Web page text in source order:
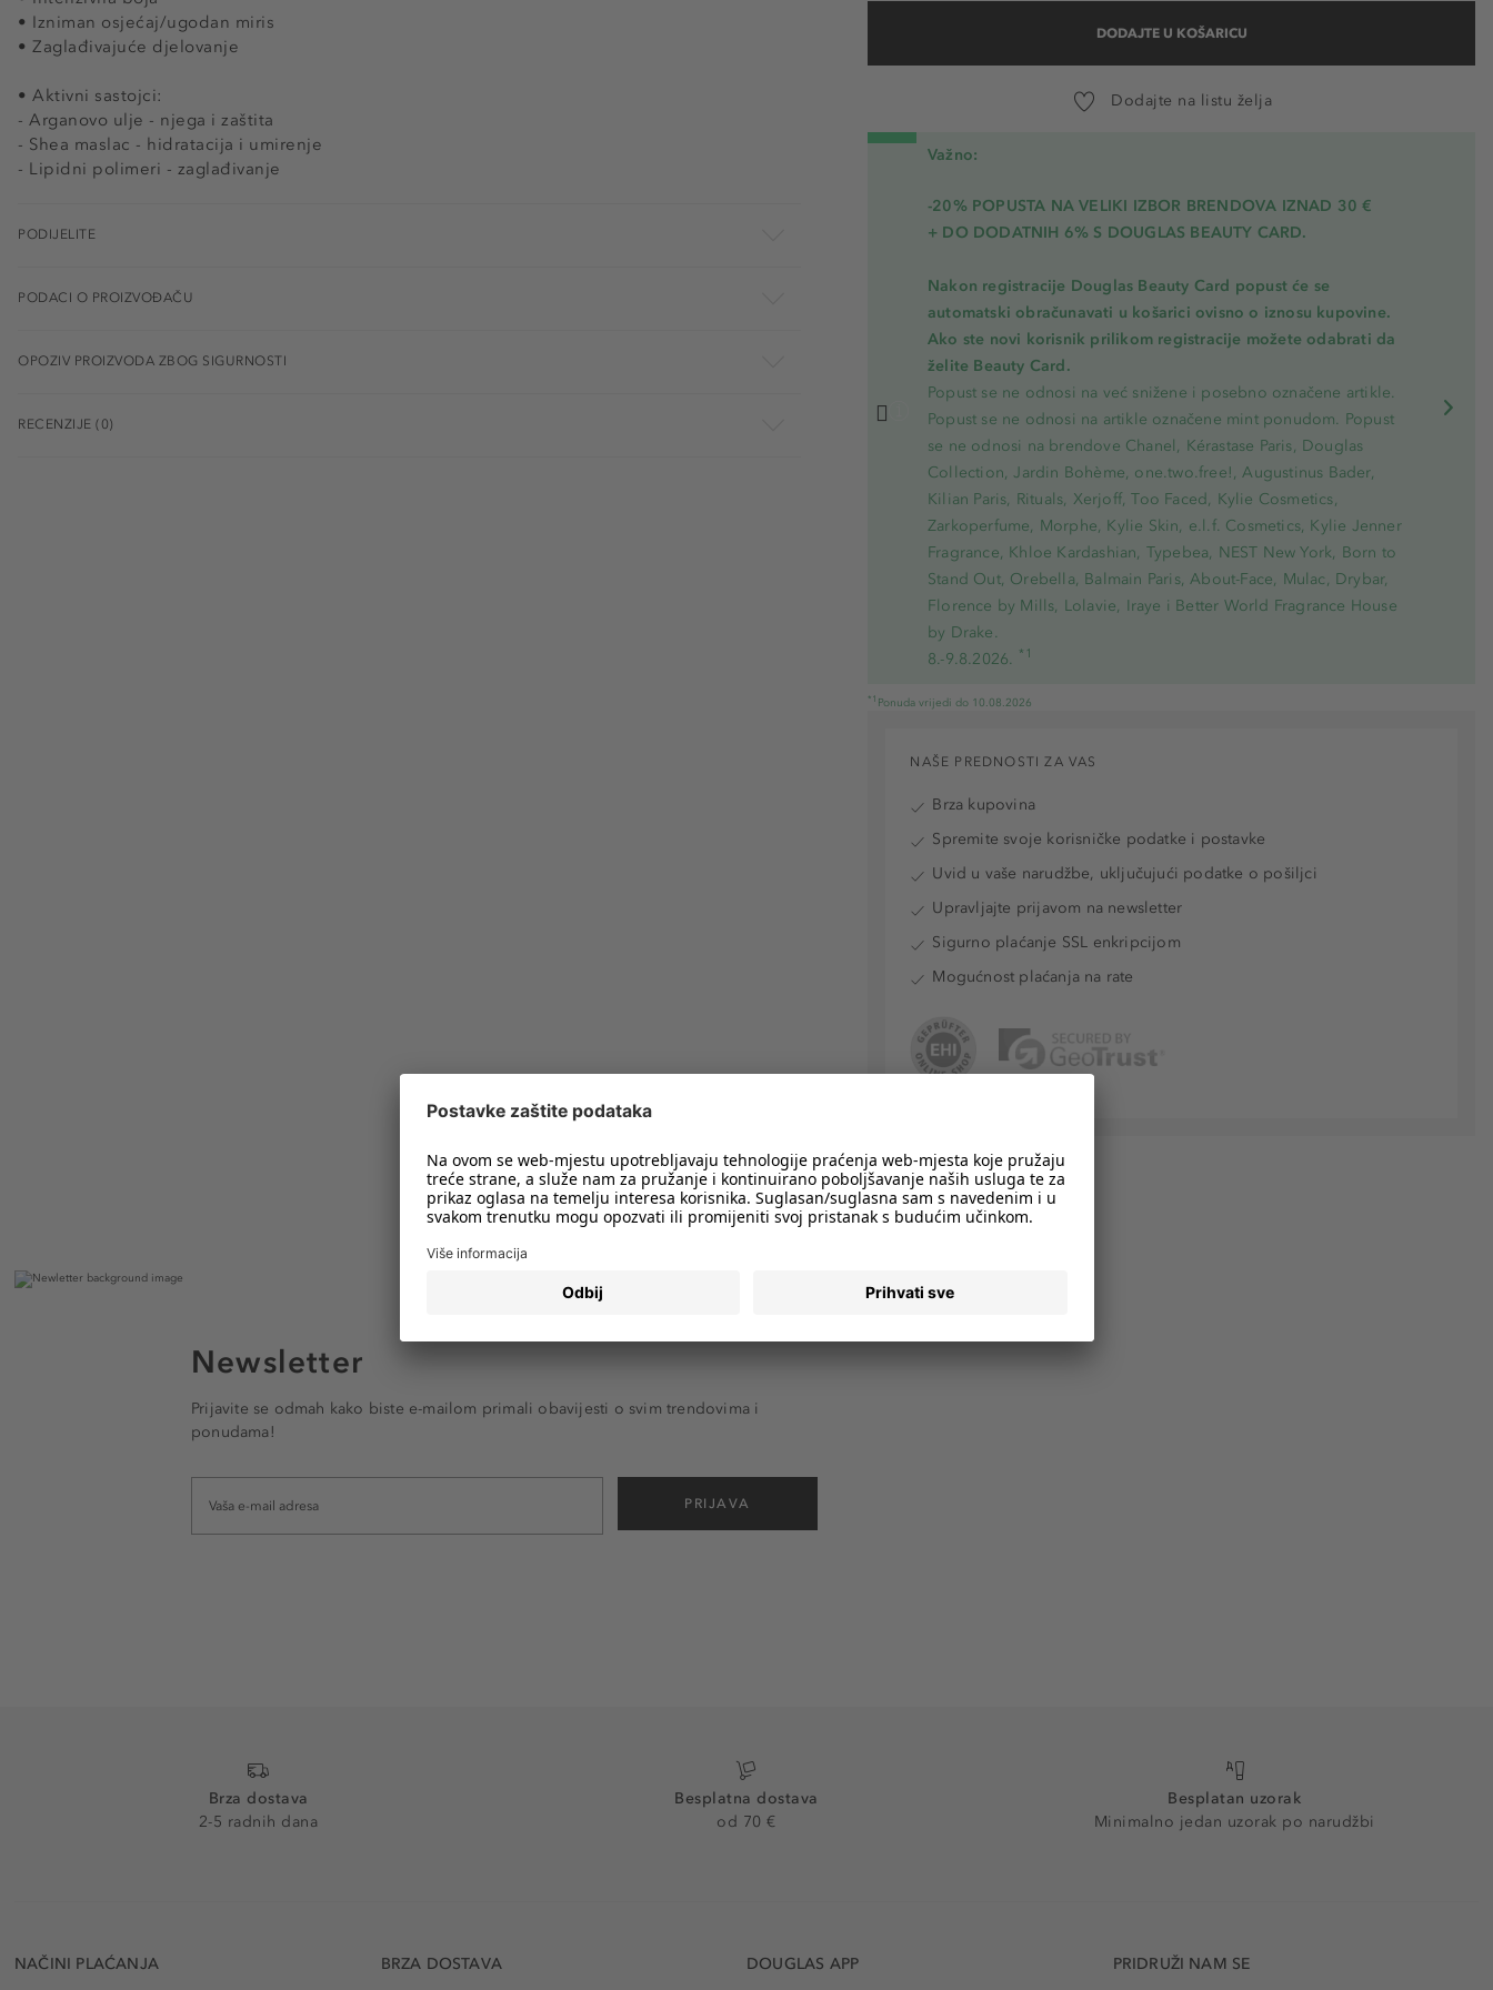
21 - Pearly Cold Pink
23 - Pearl Nude
DODAJTE U KOŠARICU
Dodajte na listu želja
Važno:
-20% POPUSTA NA VELIKI IZBOR BRENDOVA IZNAD 30 €
+ DO DODATNIH 6% S DOUGLAS BEAUTY CARD.
Nakon registracije Douglas Beauty Card popust će se
automatski obračunavati u košarici ovisno o iznosu kupovine.
Ako ste novi korisnik prilikom registracije možete odabrati da
želite Beauty Card.
Popust se ne odnosi na već snižene i posebno označene artikle.
Popust se ne odnosi na artikle označene mint ponudom. Popust
se ne odnosi na brendove Chanel, Kérastase Paris, Douglas
Collection, Jardin Bohème, one.two.free!, Augustinus Bader,
Kilian Paris, Rituals, Xerjoff, Too Faced, Kylie Cosmetics,
Zarkoperfume, Morphe, Kylie Skin, e.l.f. Cosmetics, Kylie Jenner
Fragrance, Khloe Kardashian, Typebea, NEST New York, Born to
Stand Out, Orebella, Balmain Paris, About-Face, Mulac, Drybar,
Florence by Mills, Lolavie, Iraye i Better World Fragrance House
by Drake.
8.-9.8.2026. *1
*1 Ponuda vrijedi do 10.08.2026
• Izniman osjećaj/ugodan miris
• Zaglađivajuće djelovanje
• Aktivni sastojci:
- Arganovo ulje - njega i zaštita
- Shea maslac - hidratacija i umirenje
- Lipidni polimeri - zaglađivanje
PODIJELITE
PODACI O PROIZVOĐAČU
OPOZIV PROIZVODA ZBOG SIGURNOSTI
RECENZIJE (0)
NAŠE PREDNOSTI ZA VAS
Brza kupovina
Spremite svoje korisničke podatke i postavke
Uvid u vaše narudžbe, uključujući podatke o pošiljci
Upravljajte prijavom na newsletter
Sigurno plaćanje SSL enkripcijom
Mogućnost plaćanja na rate
Newsletter
Prijavite se odmah kako biste e-mailom primali obavijesti o svim trendovima i
ponudama!
PRIJAVA
Brza dostava
2-5 radnih dana
Besplatna dostava
od 70 €
Besplatan uzorak
Minimalno jedan uzorak po narudžbi
NAČINI PLAĆANJA BRZA DOSTAVA DOUGLAS APP PRIDRUŽI NAM SE